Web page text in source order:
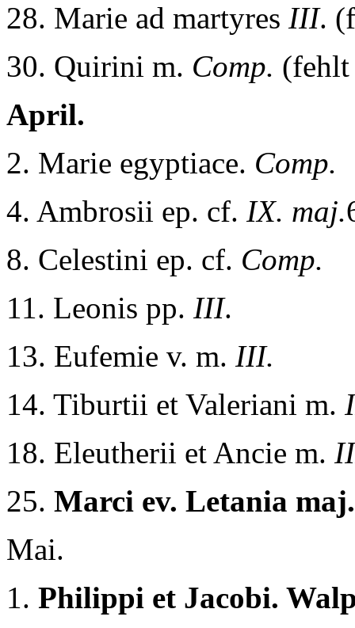
28. Marie ad martyres III.
30. Quirini m. Comp. (fehlt
April.
2. Marie egyptiace. Comp.
4. Ambrosii ep. cf. IX. maj.
8. Celestini ep. cf. Comp.
11. Leonis pp. III.
13. Eufemie v. m. III.
14. Tiburtii et Valeriani m.
18. Eleutherii et Ancie m.
25. Marci ev. Letania maj.
Mai.
1. Philippi et Jacobi.